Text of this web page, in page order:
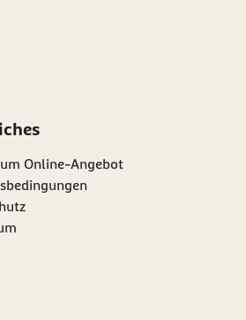
Online-Angebot